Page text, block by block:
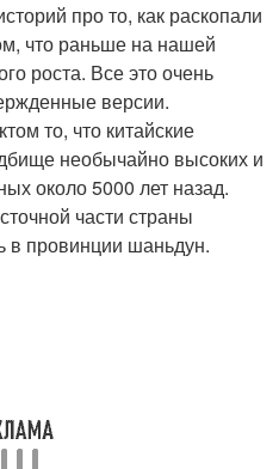
про то, как раскопали
что раньше на нашей
роста. Все это очень
версии.
то, что китайские
необычайно высоких и
около 5000 лет назад.
части страны
в провинции шаньдун.